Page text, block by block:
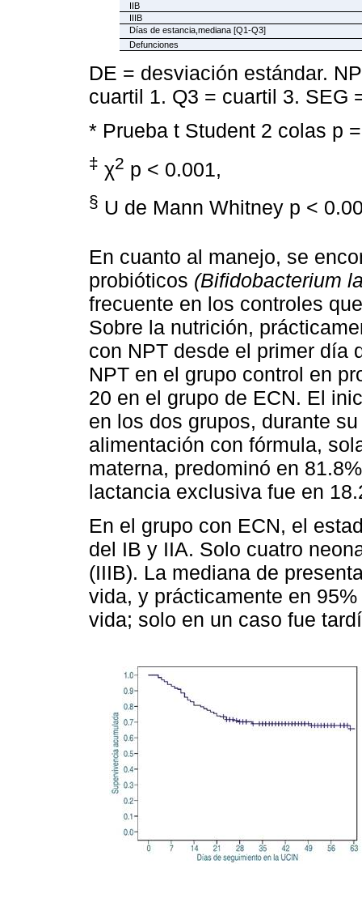
IIB
IIIB
Días de estancia,mediana [Q1-Q3]
Defunciones
DE = desviación estándar.
cuartil 1. Q3 = cuartil 3. SEG
* Prueba t Student 2 colas p
‡ χ2 p < 0.001,
§ U de Mann Whitney p <
En cuanto al manejo, se
probióticos (Bifidobacterium
frecuente en los controles
Sobre la nutrición,
con NPT desde el primer día
NPT en el grupo control en
20 en el grupo de ECN. El
en los dos grupos, durante
alimentación con fórmula,
materna, predominó en
lactancia exclusiva fue en
En el grupo con ECN, el
del IB y IIA. Solo cuatro
(IIIB). La mediana de
vida, y prácticamente en
vida; solo en un caso fue